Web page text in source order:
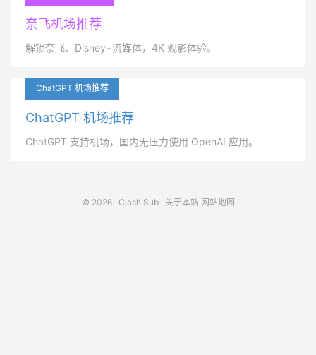
奈飞机场推荐
解锁奈飞、Disney+流媒体，4K 观影体验。
ChatGPT 机场推荐
ChatGPT 机场推荐
ChatGPT 支持机场，国内无压力使用 OpenAI 应用。
© 2026 Clash Sub 关于本站 网站地图